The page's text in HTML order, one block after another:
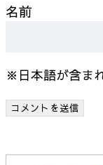
名前
※日本語が含ま